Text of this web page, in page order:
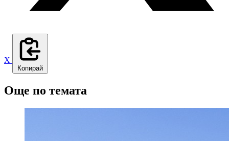
X
Копирай
Още по темата